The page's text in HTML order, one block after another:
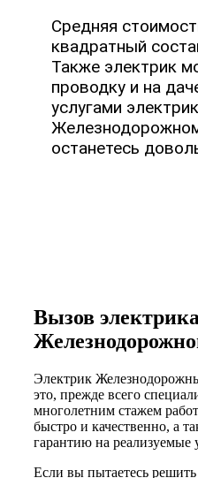
Средняя
квадратный
Также электрик
проводку и на
услугами
останетесь
Вызов
Электрик
это, прежде всего
многолетним стажем
быстро и качественно, а
гарантию на реализуемые
Если вы пытаетесь